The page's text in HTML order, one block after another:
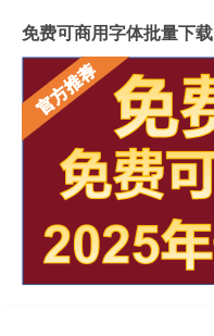
免费可商用字体批量下载